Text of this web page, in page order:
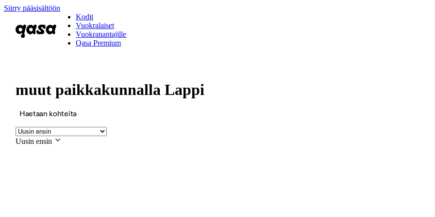
Siirry pääsisältöön
Kodit
Vuokralaiset
Vuokranantajille
Qasa Premium
muut paikkakunnalla Lappi
Haetaan kohteita
Uusin ensin